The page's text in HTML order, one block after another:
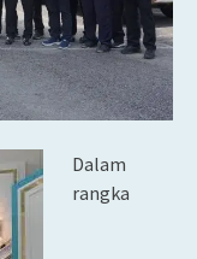
Dalam
rangka